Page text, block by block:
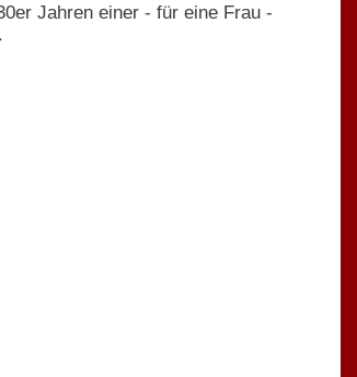
Jahren einer - für eine Frau -